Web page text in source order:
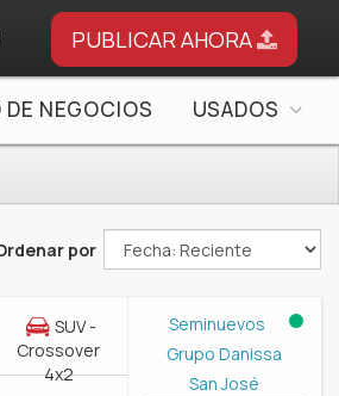
PUBLICAR AHORA
USADOS
NEGOCIOS
por
SUV -
Crossover
4x2
Seminuevos
Grupo Danissa
San José